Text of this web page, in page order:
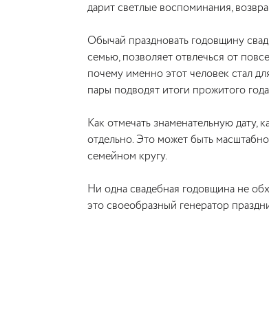
дарит светлые воспоминания,
Обычай праздновать годовщину
семью, позволяет отвлечься от
почему именно этот человек стал
пары подводят итоги прожитого
Как отмечать знаменательную дату,
отдельно. Это может быть
семейном кругу.
Ни одна свадебная годовщина не
это своеобразный генератор